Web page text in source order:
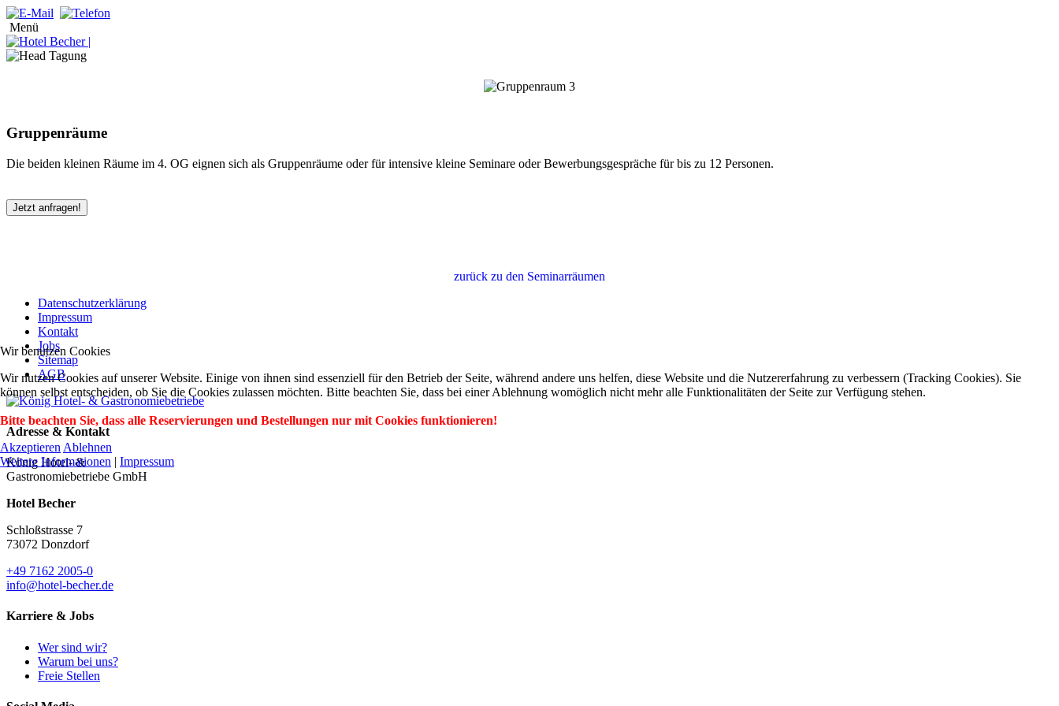
Menü
Gruppenräume
Die beiden kleinen Räume im 4. OG eignen sich als Gruppenräume oder für intensive kleine Seminare oder Bewerbungsgespräche für bis zu 12 Personen.
Jetzt anfragen!
zurück zu den Seminarräumen
Datenschutzerklärung
Impressum
Kontakt
Jobs
Sitemap
AGB
Adresse & Kontakt
König Hotel- &
Gastronomiebetriebe GmbH
Hotel Becher
Schloßstrasse 7
73072 Donzdorf
+49 7162 2005-0
info@hotel-becher.de
Karriere & Jobs
Wer sind wir?
Warum bei uns?
Freie Stellen
Wir benutzen Cookies
Wir nutzen Cookies auf unserer Website. Einige von ihnen sind essenziell für den Betrieb der Seite, während andere uns helfen, diese Website und die Nutzererfahrung zu verbessern (Tracking Cookies). Sie
können selbst entscheiden, ob Sie die Cookies zulassen möchten. Bitte beachten Sie, dass bei einer Ablehnung womöglich nicht mehr alle Funktionalitäten der Seite zur Verfügung stehen.
Bitte beachten Sie, dass alle Reservierungen und Bestellungen nur mit Cookies funktionieren!
Akzeptieren Ablehnen
Weitere Informationen | Impressum